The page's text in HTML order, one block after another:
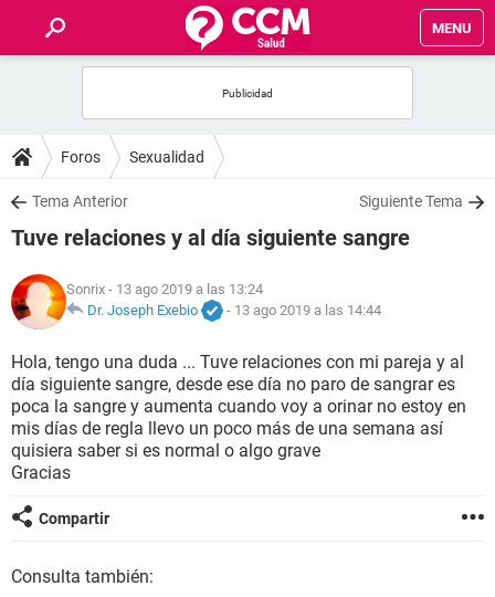
MENU
FOROS
SALUD
NUTRICIÓN
BIENESTAR
SEXUALIDAD
GLOSARIO
Foros Sexualidad
Tema Anterior Siguiente Tema
Tuve relaciones y al día siguiente sangre
Sonrix - 13 ago 2019 a las 13:24
Dr. Joseph Exebio
- 13 ago 2019 a las 14:44
Hola, tengo una duda ... Tuve relaciones con mi pareja y al
día siguiente sangre, desde ese día no paro de sangrar es
poca la sangre y aumenta cuando voy a orinar no estoy en
mis días de regla llevo un poco más de una semana así
quisiera saber si es normal o algo grave
Gracias
Compartir
Consulta también: